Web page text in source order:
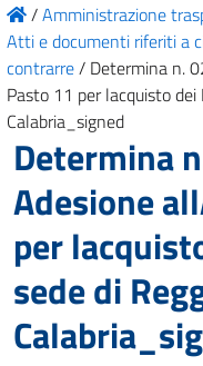
/Amministrazione
Atti e documenti riferiti a
contrarre/ Determina n.
Pasto 11 per lacquisto dei
Calabria_signed
Determina
Adesione
per
sede di